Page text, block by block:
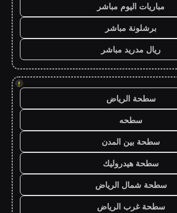
مباريات اليوم مباشر
برشلونة مباشر
ريال مدريد مباشر
!
سطحة الرياض
سطحه
سطحة بين المدن
سطحة هيدروليك
سطحة شمال الرياض
سطحة غرب الرياض